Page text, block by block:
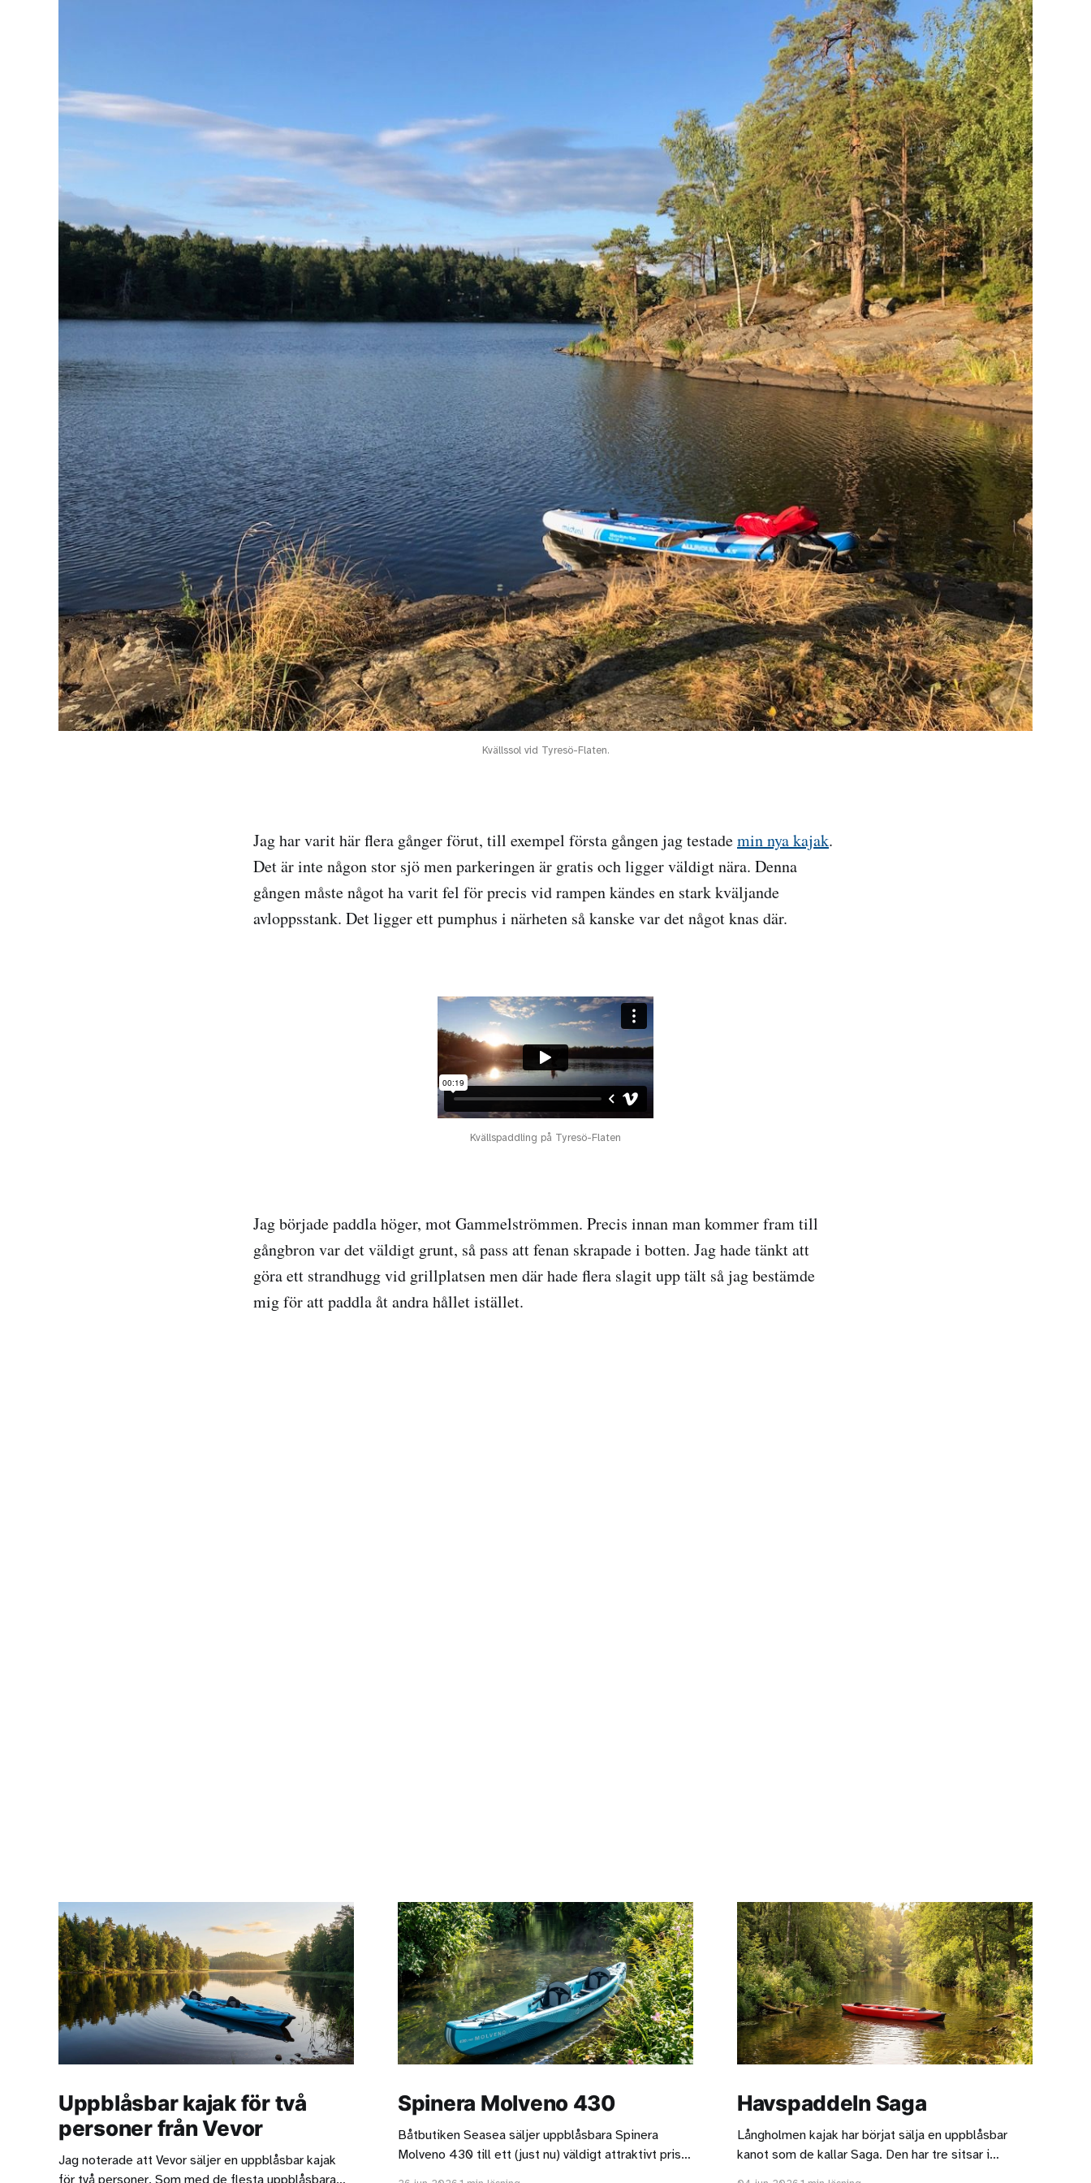
Kvällssol vid Tyresö-Flaten.
Jag har varit här flera gånger förut, till exempel första gången jag testademin nya kajak.
Det är inte någon stor sjö men parkeringen är gratis och ligger väldigt nära. Denna
gången måste något ha varit fel för precis vid rampen kändes en stark kväljande
avloppsstank. Det ligger ett pumphus i närheten så kanske var det något knas där.
Kvällspaddling på Tyresö-Flaten
Jag började paddla höger, mot Gammelströmmen. Precis innan man kommer fram till
gångbron var det väldigt grunt, så pass att fenan skrapade i botten. Jag hade tänkt att
göra ett strandhugg vid grillplatsen men där hade flera slagit upp tält så jag bestämde
mig för att paddla åt andra hållet istället.
Uppblåsbar kajak för två
personer från Vevor
Jag noterade att Vevor säljer en uppblåsbar kajak
för två personer. Som med de flesta uppblåsbara
Spinera Molveno 430
Båtbutiken Seasea säljer uppblåsbara Spinera
Molveno 430 till ett (just nu) väldigt attraktivt pris.
Havspaddeln Saga
Långholmen kajak har börjat sälja en uppblåsbar
kanot som de kallar Saga. Den har tre sitsar i